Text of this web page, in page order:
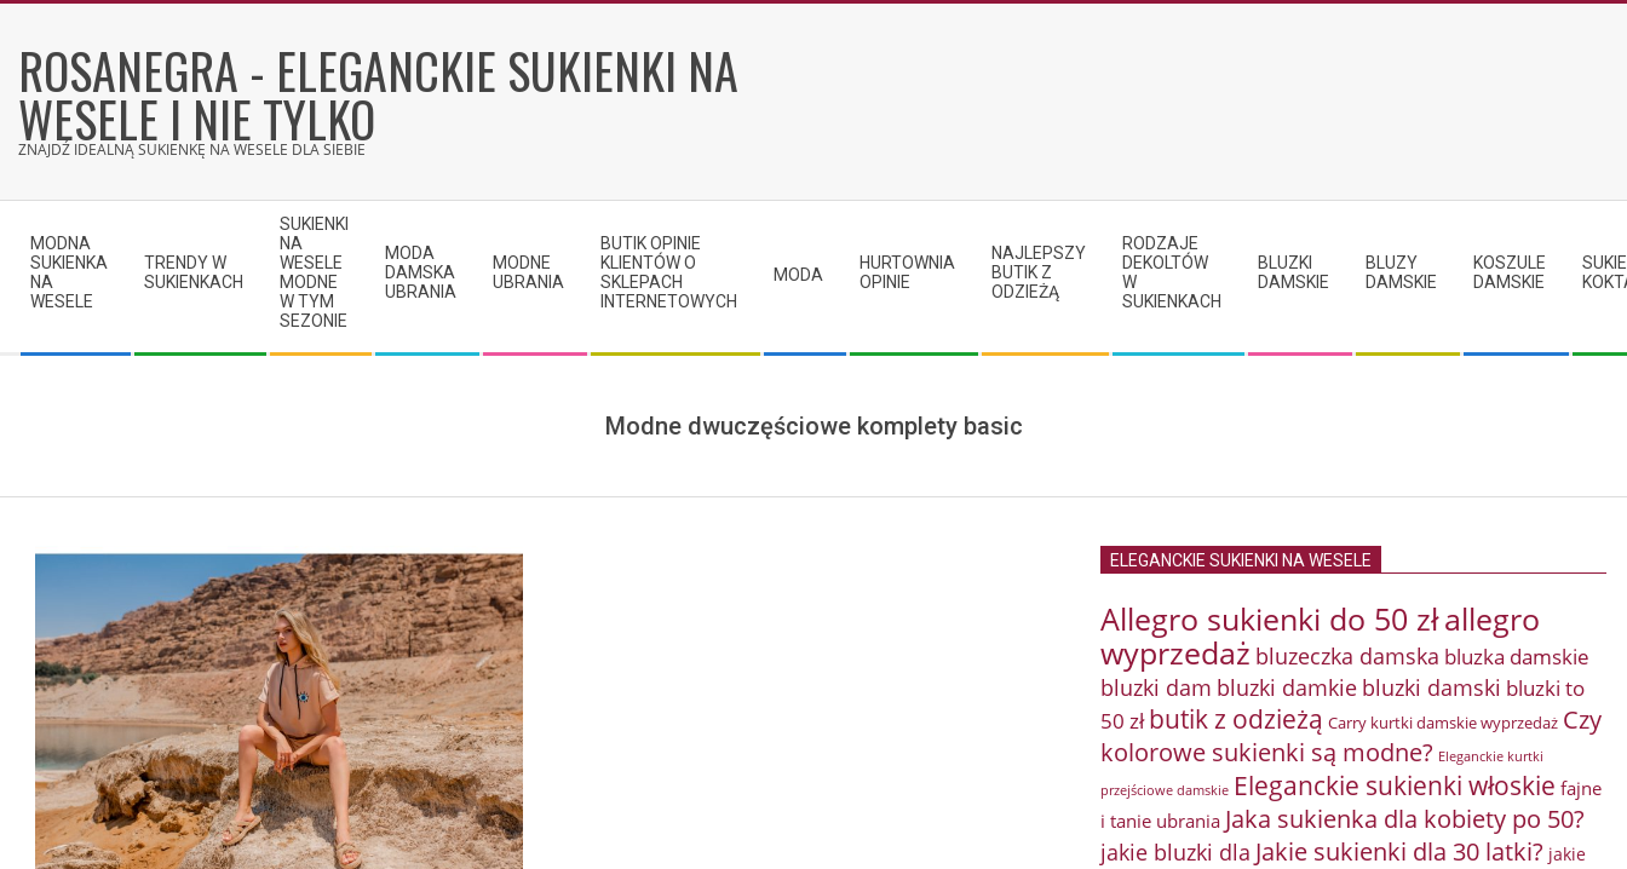
contentROSANEGRA - ELEGANCKIE SUKIENKI NA
WESELE I NIE TYLKO
ZNAJDŹ IDEALNĄ SUKIENKĘ NA WESELE DLA SIEBIE
Navigation
Menu
MODNA
SUKIENKA
NA
WESELE
TRENDY W
SUKIENKACH
SUKIENKI
NA
WESELE
MODNE
W TYM
SEZONIE
MODA
DAMSKA
UBRANIA
MODNE
UBRANIA
BUTIK OPINIE
KLIENTÓW O
SKLEPACH
INTERNETOWYCH
MODA
HURTOWNIA
OPINIE
NAJLEPSZY
BUTIK Z
ODZIEŻĄ
RODZAJE
DEKOLTÓW
W
SUKIENKACH
BLUZKI
DAMSKIE
BLUZY
DAMSKIE
KOSZULE
DAMSKIE
Modne dwuczęściowe komplety basic
ELEGANCKIE SUKIENKI NA WESELE
Allegro sukienki do 50 złallegro
wyprzedaż bluzeczka damska bluzka damskie
bluzki dam bluzki damkie bluzki damski bluzki to
50 zł butik z odzieżą Carry kurtki damskie wyprzedaż Czy
kolorowe sukienki są modne? Eleganckie kurtki
przejściowe damskie Eleganckie sukienki włoskie fajne
i tanie ubrania Jaka sukienka dla kobiety po 50?
jakie bluzki dla Jakie sukienki dla 30 latki? jakie